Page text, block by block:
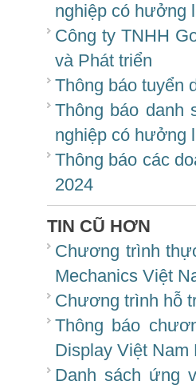
nghiệp có hưởng
Công ty TNHH
và Phát triển
Thông báo tuyển
Thông báo danh
nghiệp có hưởng
Thông báo các
2024
TIN CŨ HƠN
Chương trình
Mechanics Việt
Chương trình hỗ
Thông báo
Display Việt
Danh sách ứng